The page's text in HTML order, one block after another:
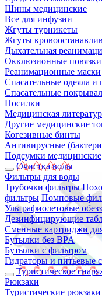
Шины медицинские
Все для инфузии
Жгуты турникеты
Жгуты
Дыхательная
Окклюзионные повязки
Реанимационные маски
Спасательные одеяла и
Спасательные
Носилки
Медицинская
Другие медицинские
Когезивные бинты
Антивирусные
Подсумки медицинские
Очистка воды
Фильтры для воды
Трубочки фильтры
фильтры Помповые
Ультрафиолетовые
Дезинфицирующие
Сменные картриджи
Бутылки без BPA
Бутылки с фильтром
Гидраторы и питьевые
Туристическое
Рюкзаки
Туристические рюкзаки